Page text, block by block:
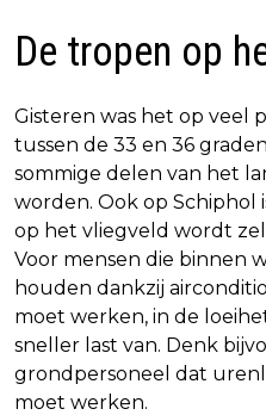
De tropen op
Gisteren was het op veel
tussen de 33 en 36
sommige delen van het
worden. Ook op Schiphol
op het vliegveld wordt
Voor mensen die binnen
houden dankzij
moet werken, in de
sneller last van. Denk
grondpersoneel dat
moet werken.